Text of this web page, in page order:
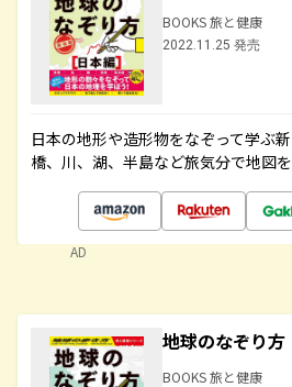
BOOKS 旅と健康
2022.11.25 発売
日本の地形や造形物をなぞって学ぶ
橋、川、湖、半島など旅気分で地図
AD
地球のなぞり
BOOKS 旅と健康